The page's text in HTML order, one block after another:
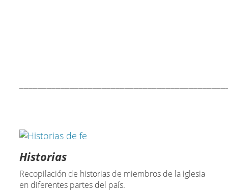
Historias
Recopilación de historias de miembros de la iglesia
en diferentes partes del país.